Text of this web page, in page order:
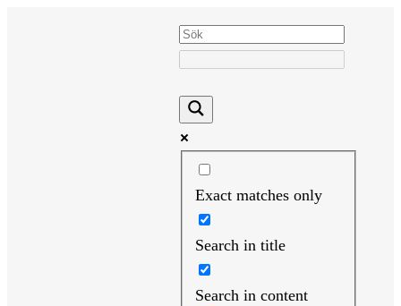
Exact matches only
Search in title
Search in content